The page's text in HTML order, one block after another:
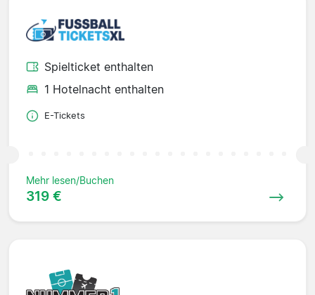
Spielticket enthalten
1 Hotelnacht enthalten
E-Tickets
Mehr lesen/Buchen
319 €